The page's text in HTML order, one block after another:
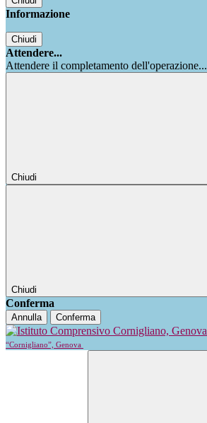
Informazione
Chiudi
Attendere...
Attendere il completamento dell'operazione...
Chiudi
Chiudi
Conferma
Annulla Conferma
“Cornigliano”, Genova